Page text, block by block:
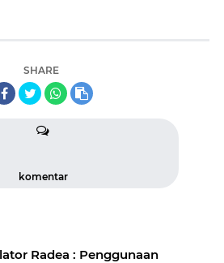
SHARE
komentar
Radea : Penggunaan